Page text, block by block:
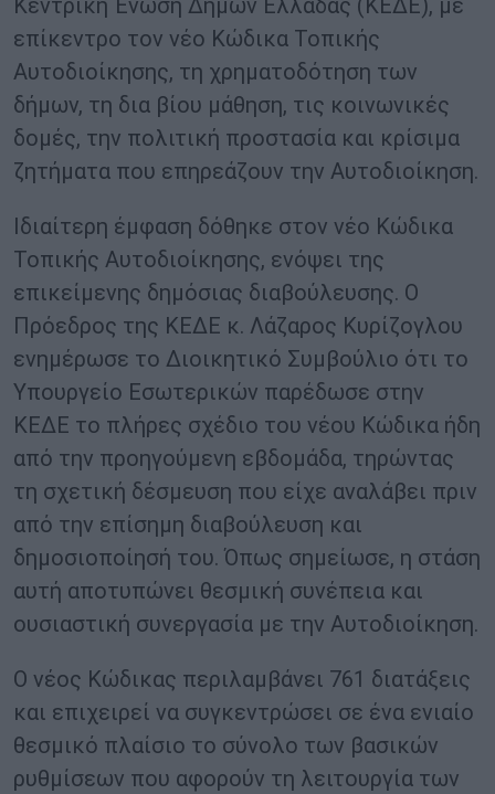
Κεντρική Ένωση Δήμων Ελλάδας (ΚΕΔΕ), με
επίκεντρο τον νέο Κώδικα Τοπικής
Αυτοδιοίκησης, τη χρηματοδότηση των
δήμων, τη δια βίου μάθηση, τις κοινωνικές
δομές, την πολιτική προστασία και κρίσιμα
ζητήματα που επηρεάζουν την Αυτοδιοίκηση.
Ιδιαίτερη έμφαση δόθηκε στον νέο Κώδικα
Τοπικής Αυτοδιοίκησης, ενόψει της
επικείμενης δημόσιας διαβούλευσης. Ο
Πρόεδρος της ΚΕΔΕ κ. Λάζαρος Κυρίζογλου
ενημέρωσε το Διοικητικό Συμβούλιο ότι το
Υπουργείο Εσωτερικών παρέδωσε στην
ΚΕΔΕ το πλήρες σχέδιο του νέου Κώδικα ήδη
από την προηγούμενη εβδομάδα, τηρώντας
τη σχετική δέσμευση που είχε αναλάβει πριν
από την επίσημη διαβούλευση και
δημοσιοποίησή του. Όπως σημείωσε, η στάση
αυτή αποτυπώνει θεσμική συνέπεια και
ουσιαστική συνεργασία με την Αυτοδιοίκηση.
Ο νέος Κώδικας περιλαμβάνει 761 διατάξεις
και επιχειρεί να συγκεντρώσει σε ένα ενιαίο
θεσμικό πλαίσιο το σύνολο των βασικών
ρυθμίσεων που αφορούν τη λειτουργία των